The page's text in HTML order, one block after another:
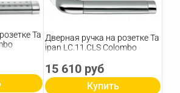
Ta Дверная ручка на розетке Ta
ipan LC.11.CLS Colombo
15 610 руб
Купить